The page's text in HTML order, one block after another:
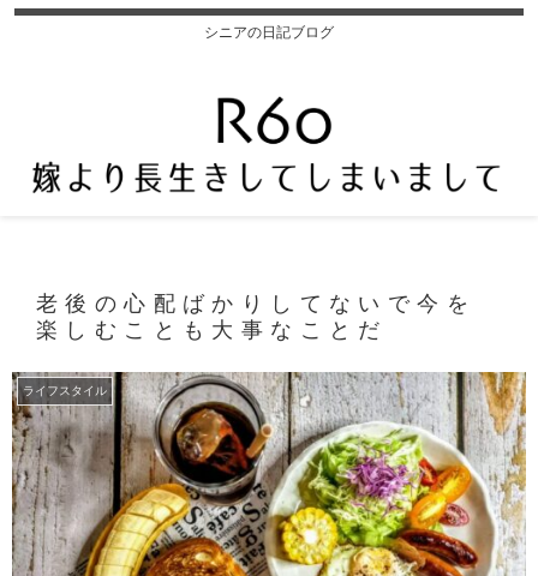
シニアの日記ブログ
老後の心配ばかりしてないで今を
楽しむことも大事なことだ
ライフスタイル